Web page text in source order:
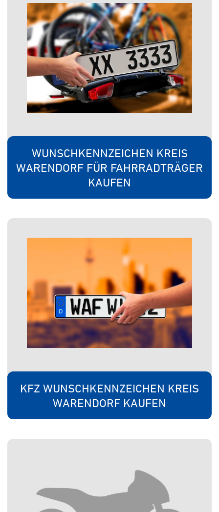
WUNSCHKENNZEICHEN KREIS
WARENDORF FÜR FAHRRADTRÄGER
KAUFEN
KFZ WUNSCHKENNZEICHEN KREIS
WARENDORF KAUFEN